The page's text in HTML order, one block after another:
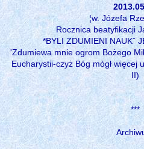
¦w. Józefa
Rocznica beatyfikacji
*BYLI ZDUMIENI NAUKˇ
'Zdumiewa mnie ogrom Bożego
Eucharystii-czyż Bóg mógł więcej
II)
***